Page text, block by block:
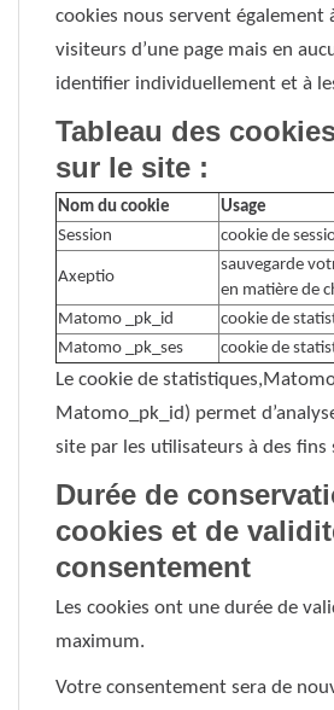
cookies nous servent également
visiteurs d’une page mais en
identifier individuellement et à
Tableau des
sur le site :
Nom du cookie Usage
Session
cookie de
Axeptio
sauvegarde
en matière de
Matomo _pk_id cookie de
Matomo _pk_ses
cookie de
Le cookie de
Matomo_pk_id) permet
site par les utilisateurs à des fins
Durée de
cookies et de
consentement
Les cookies ont une durée de
maximum.
Votre consentement sera de